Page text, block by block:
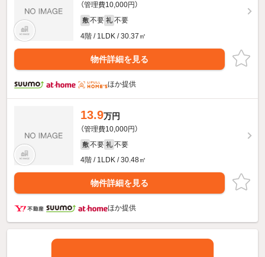
（管理費10,000円）
敷 不要 礼 不要
4階 / 1LDK / 30.37㎡
物件詳細を見る
ほか提供
13.9万円
（管理費10,000円）
敷 不要 礼 不要
4階 / 1LDK / 30.48㎡
物件詳細を見る
ほか提供